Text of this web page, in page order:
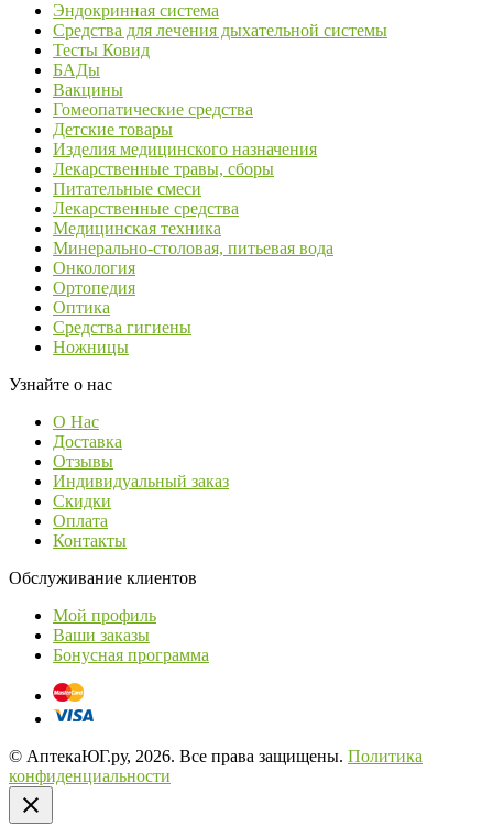
Эндокринная система
Средства для лечения дыхательной системы
Тесты Ковид
БАДы
Вакцины
Гомеопатические средства
Детские товары
Изделия медицинского назначения
Лекарственные травы, сборы
Питательные смеси
Лекарственные средства
Медицинская техника
Минерально-столовая, питьевая вода
Онкология
Ортопедия
Оптика
Средства гигиены
Ножницы
Узнайте о нас
О Нас
Доставка
Отзывы
Индивидуальный заказ
Скидки
Оплата
Контакты
Обслуживание клиентов
Мой профиль
Ваши заказы
Бонусная программа
© АптекаЮГ.ру, 2026. Все права защищены. Политика
конфиденциальности